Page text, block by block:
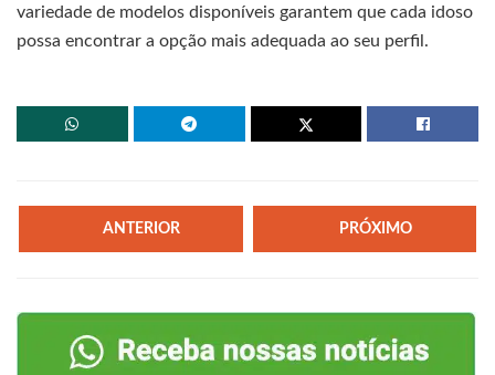
variedade de modelos disponíveis garantem que cada idoso
possa encontrar a opção mais adequada ao seu perfil.
ANTERIOR PRÓXIMO